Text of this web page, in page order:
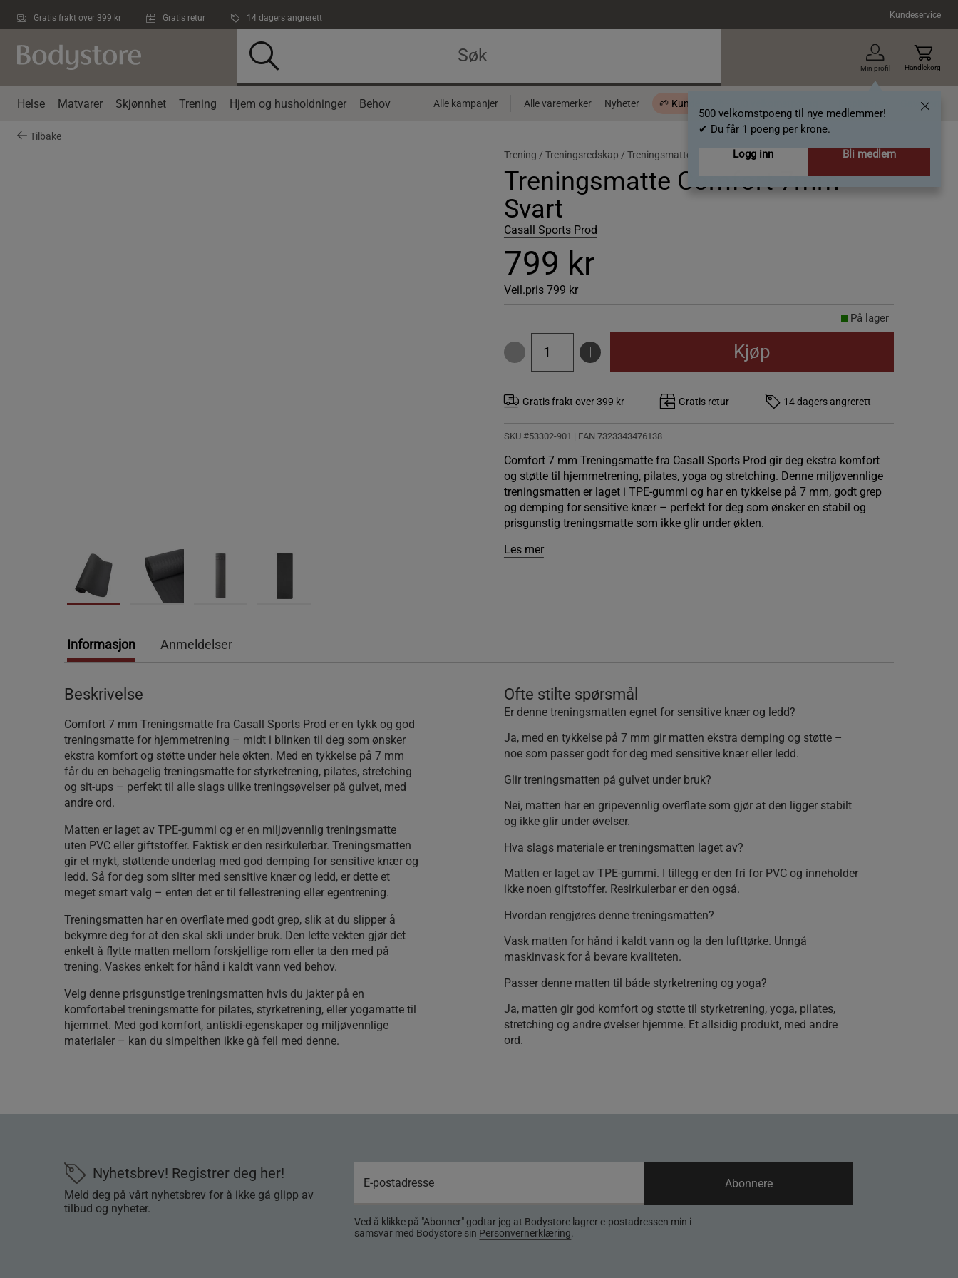
Gratis frakt over 399 kr Gratis retur 14 dagers angrerett Kundeservice
Min profil
500 velkomstpoeng til nye medlemmer!
✔ Du får 1 poeng per krone.
Logg inn
Bli medlem
Handlekorg
Helse Matvarer Skjønnhet Trening Hjem og husholdninger Behov Alle kampanjer Alle varemerker Nyheter 🌱 Kundeklubb - 500 velkomstpoeng Gavekort
Tilbake
Trening / Treningsredskap / Treningsmatte
Treningsmatte Comfort 7mm
Svart
Casall Sports Prod
799 kr
Veil.pris 799 kr
På lager
Kjøp
Gratis frakt over 399 kr Gratis retur 14 dagers angrerett
SKU #53302-901 | EAN 7323343476138
Comfort 7 mm Treningsmatte fra Casall Sports Prod gir deg ekstra komfort
og støtte til hjemmetrening, pilates, yoga og stretching. Denne miljøvennlige
treningsmatten er laget i TPE-gummi og har en tykkelse på 7 mm, godt grep
og demping for sensitive knær – perfekt for deg som ønsker en stabil og
prisgunstig treningsmatte som ikke glir under økten.
Les mer
Informasjon Anmeldelser
Beskrivelse
Comfort 7 mm Treningsmatte fra Casall Sports Prod er en tykk og god
treningsmatte for hjemmetrening – midt i blinken til deg som ønsker
ekstra komfort og støtte under hele økten. Med en tykkelse på 7 mm
får du en behagelig treningsmatte for styrketrening, pilates, stretching
og sit-ups – perfekt til alle slags ulike treningsøvelser på gulvet, med
andre ord.
Matten er laget av TPE-gummi og er en miljøvennlig treningsmatte
uten PVC eller giftstoffer. Faktisk er den resirkulerbar. Treningsmatten
gir et mykt, støttende underlag med god demping for sensitive knær og
ledd. Så for deg som sliter med sensitive knær og ledd, er dette et
meget smart valg – enten det er til fellestrening eller egentrening.
Treningsmatten har en overflate med godt grep, slik at du slipper å
bekymre deg for at den skal skli under bruk. Den lette vekten gjør det
enkelt å flytte matten mellom forskjellige rom eller ta den med på
trening. Vaskes enkelt for hånd i kaldt vann ved behov.
Velg denne prisgunstige treningsmatten hvis du jakter på en
komfortabel treningsmatte for pilates, styrketrening, eller yogamatte til
hjemmet. Med god komfort, antiskli-egenskaper og miljøvennlige
materialer – kan du simpelthen ikke gå feil med denne.
Ofte stilte spørsmål
Er denne treningsmatten egnet for sensitive knær og ledd?
Ja, med en tykkelse på 7 mm gir matten ekstra demping og støtte –
noe som passer godt for deg med sensitive knær eller ledd.
Glir treningsmatten på gulvet under bruk?
Nei, matten har en gripevennlig overflate som gjør at den ligger stabilt
og ikke glir under øvelser.
Hva slags materiale er treningsmatten laget av?
Matten er laget av TPE-gummi. I tillegg er den fri for PVC og inneholder
ikke noen giftstoffer. Resirkulerbar er den også.
Hvordan rengjøres denne treningsmatten?
Vask matten for hånd i kaldt vann og la den lufttørke. Unngå
maskinvask for å bevare kvaliteten.
Passer denne matten til både styrketrening og yoga?
Ja, matten gir god komfort og støtte til styrketrening, yoga, pilates,
stretching og andre øvelser hjemme. Et allsidig produkt, med andre
ord.
Nyhetsbrev! Registrer deg her!
Meld deg på vårt nyhetsbrev for å ikke gå glipp av
tilbud og nyheter.
Ved å klikke på "Abonner" godtar jeg at Bodystore lagrer e-postadressen min i
samsvar med Bodystore sin Personvernerklæring.
Abonnere